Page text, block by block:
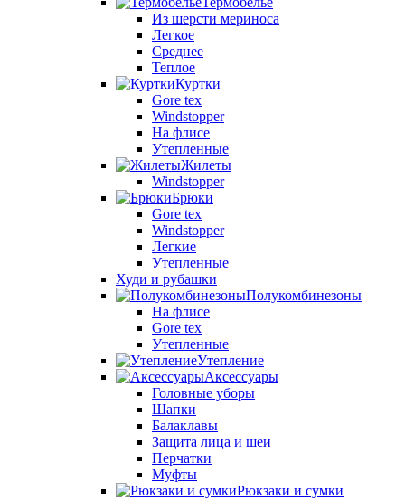
Из шерсти мериноса
Легкое
Среднее
Теплое
Куртки
Gore tex
Windstopper
На флисе
Утепленные
Жилеты
Windstopper
Брюки
Gore tex
Windstopper
Легкие
Утепленные
Худи и рубашки
Полукомбинезоны
На флисе
Gore tex
Утепленные
Утепление
Аксессуары
Головные уборы
Шапки
Балаклавы
Защита лица и шеи
Перчатки
Муфты
Рюкзаки и сумки